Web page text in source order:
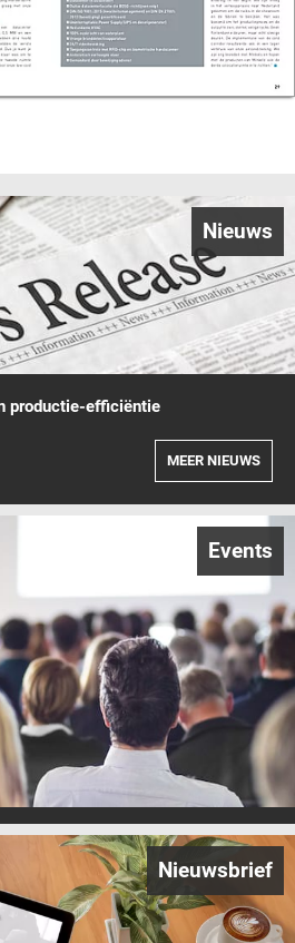
Nieuws
productie-efficiëntie
MEER NIEUWS
Events
Nieuwsbrief